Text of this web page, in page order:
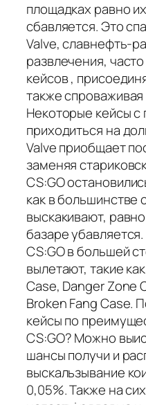
площадках равно
сбавляется. Это
Valve, славнефть-
развлечения,
кейсов ,
также спроваживая
Некоторые кейсы
приходиться на
Valve приобщает
заменяя
CS:GO
как в большинстве
выскакивают,
базаре
CS:GO в большей
вылетают, такие
Case, Danger Zone
Broken Fang Case.
кейсы по
CS:GO? Можно
шансы получи и
выскальзывание
0,05%. Также на